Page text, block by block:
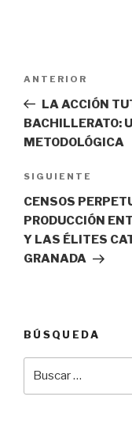
entradas
Entrada
anterior:
ANTERIOR
LA ACCIÓN
BACHILLERATO:
METODOLÓGICA
Siguiente
entrada
SIGUIENTE
CENSOS
PRODUCCIÓN
Y LAS ÉLITES
GRANADA
BÚSQUEDA